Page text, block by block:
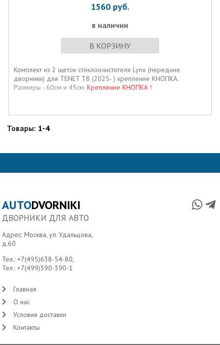
1560 руб.
в наличии
В КОРЗИНУ
Комплект из 2 щеток стеклоочистителя Lynx (передние
дворники) для TENET T8 (2025- ) крепление КНОПКА.
Размеры - 60см и 45см. Крепление КНОПКА !
Товары: 1-4
AUTODVORNIKI
ДВОРНИКИ ДЛЯ АВТО
Адрес: Москва, ул. Удальцова,
д.60
Тел.:+7(495)638-54-80,
Тел.:+7(499)390-390-1
Главная
О нас
Условия доставки
Контакты